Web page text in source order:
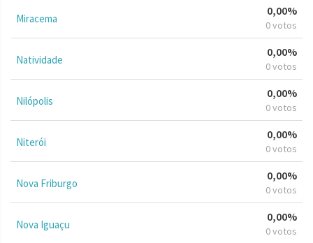
Miracema
0,00%
0 votos
Natividade
0,00%
0 votos
Nilópolis
0,00%
0 votos
Niterói
0,00%
0 votos
Nova Friburgo
0,00%
0 votos
Nova Iguaçu
0,00%
0 votos